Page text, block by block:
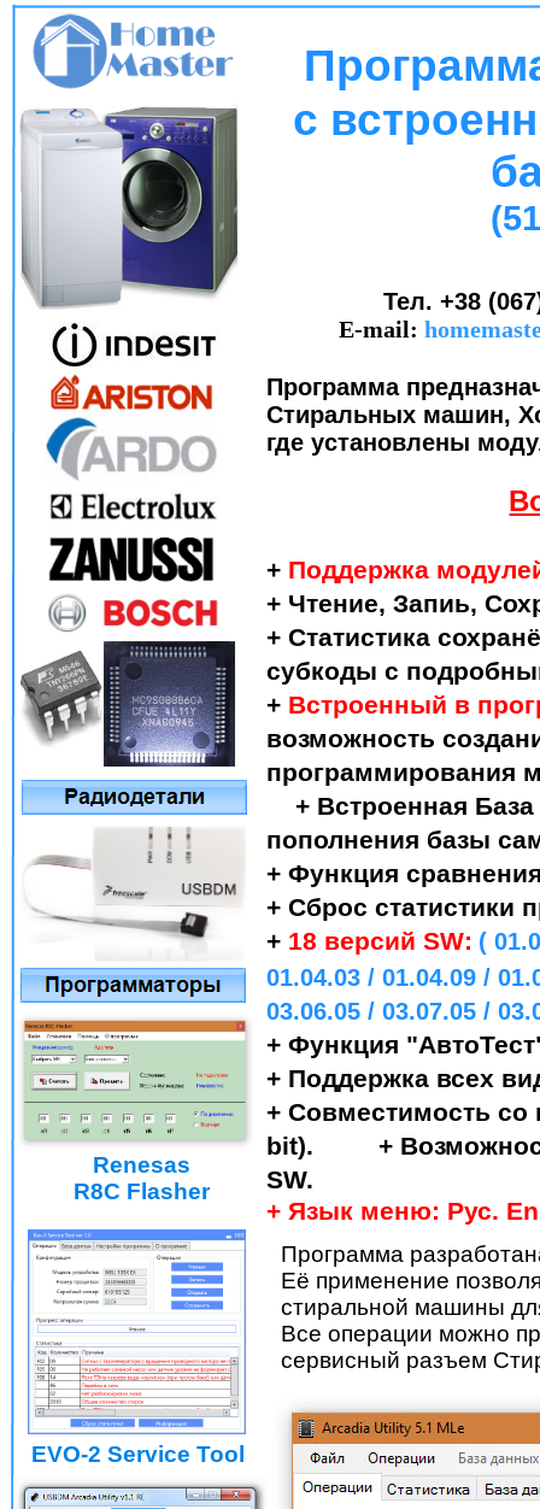
с
Программа
Её применение
стиральной машины
Все операции можно
сервисный разъем
Тел. +38
E-mail:
Программа
Стиральных машин,
где установлены
+ Поддержка
+ Чтение, Запиь,
+ Статистика
субкоды с
+ Встроенный в
возможность
программирования
+ Встроенная База
пополнения базы
+ Функция
+ Сброс статистики
+ 18 версий SW: (
01.04.03 / 01.04.09 /
03.06.05 / 03.07.05 /
+ Функция
+ Поддержка всех
+ Совместимость со
bit). +
SW.
+ Язык меню: Рус.
Renesas
R8C Flasher
EVO-2 Service Tool